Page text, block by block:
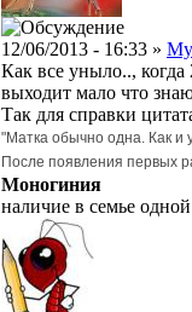
12/06/2013 - 16:33 »
Как все уныло..,
выходит мало что
Так для справки
"Матка обычно одна. Как и
После появления первых
Моногиния
наличие в семье